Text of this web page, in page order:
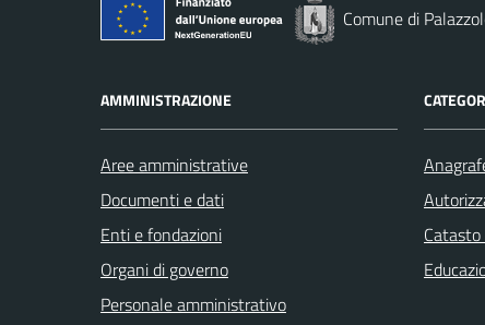
Comune di
AMMINISTRAZIONE
Aree amministrative
Documenti e dati
Enti e fondazioni
Organi di governo
Personale amministrativo